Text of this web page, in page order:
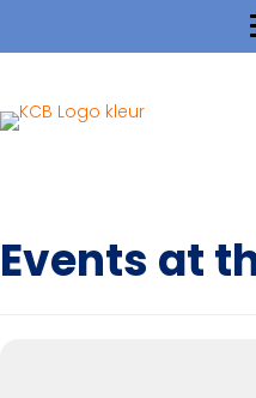
Events at